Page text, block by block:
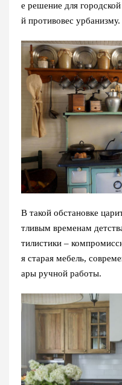
е решение для
й противовес урбанизму.
В такой обстановке
тливым временам
тилистики –
я старая мебель,
ары ручной работы.